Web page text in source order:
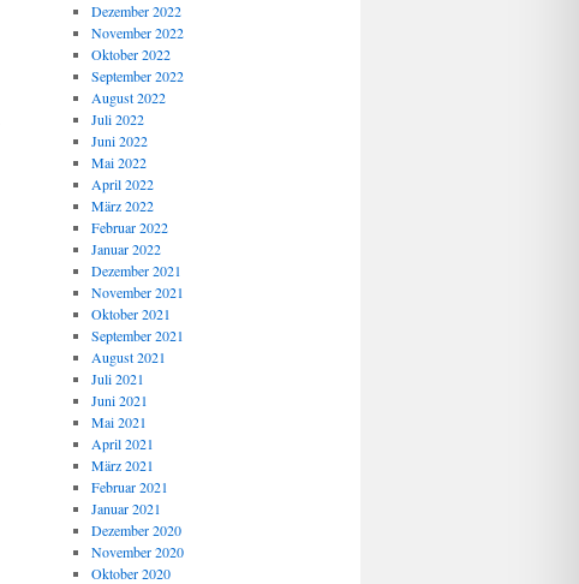
Dezember 2022
November 2022
Oktober 2022
September 2022
August 2022
Juli 2022
Juni 2022
Mai 2022
April 2022
März 2022
Februar 2022
Januar 2022
Dezember 2021
November 2021
Oktober 2021
September 2021
August 2021
Juli 2021
Juni 2021
Mai 2021
April 2021
März 2021
Februar 2021
Januar 2021
Dezember 2020
November 2020
Oktober 2020